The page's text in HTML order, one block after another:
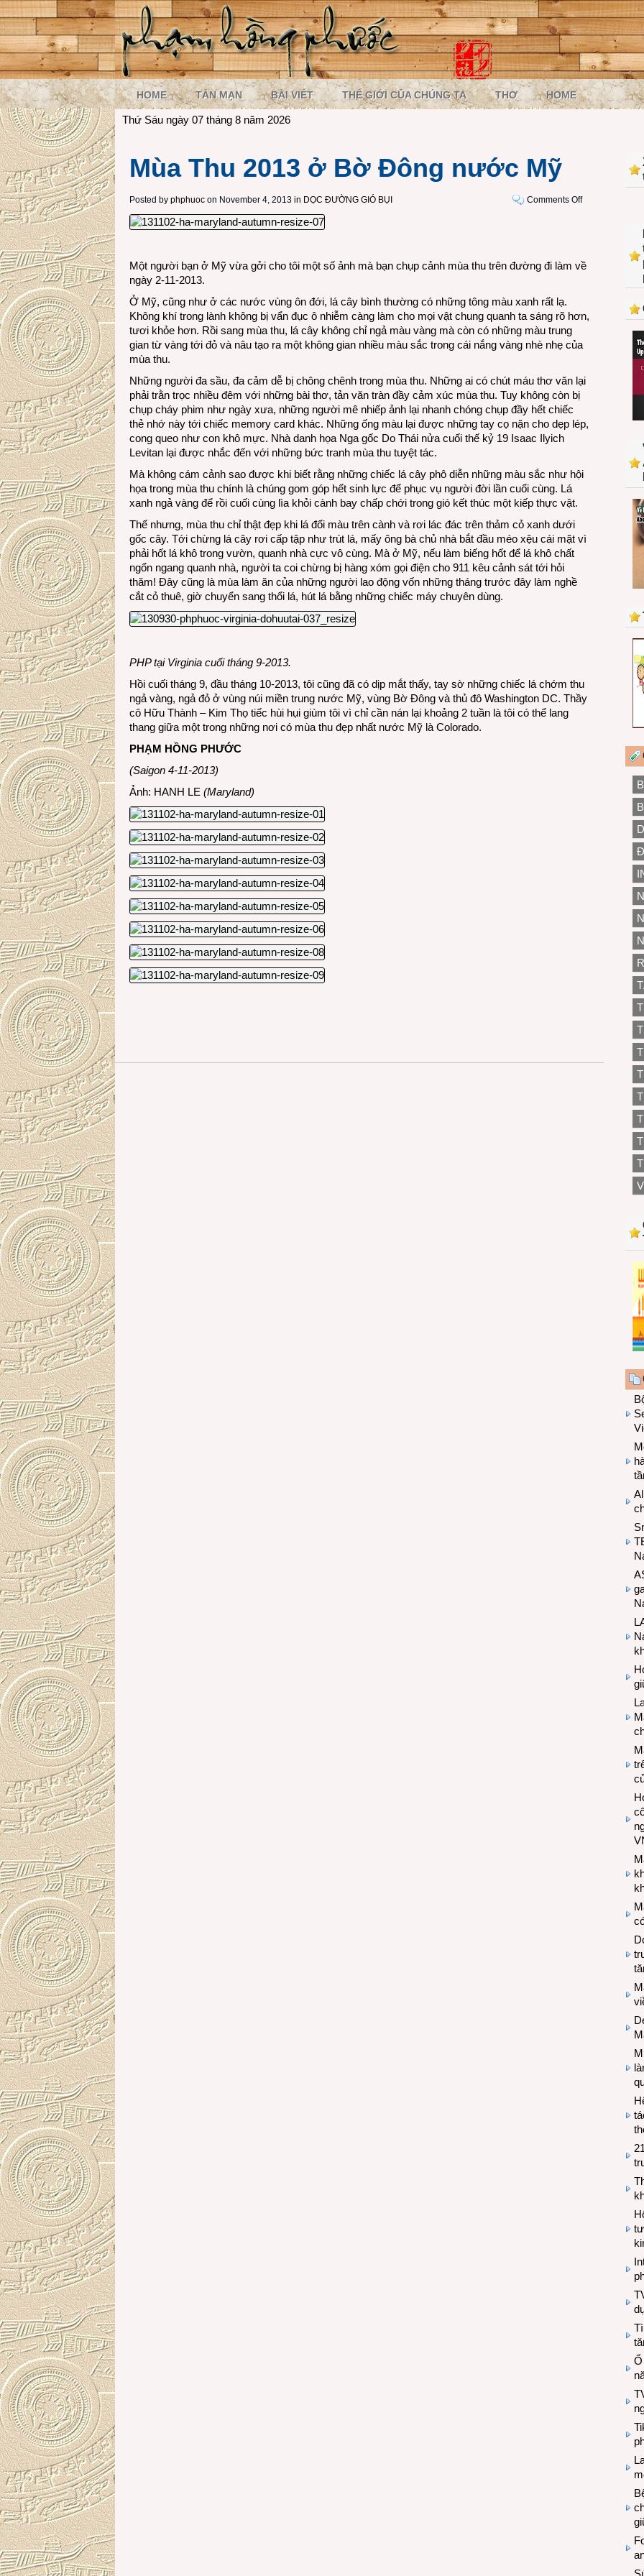
HOME TẢN MẠN BÀI VIẾT THẾ GIỚI CỦA CHÚNG TA THƠ HOME
Thứ Sáu ngày 07 tháng 8 năm 2026
Mùa Thu 2013 ở Bờ Đông nước Mỹ
Posted by phphuoc on November 4, 2013 in DỌC ĐƯỜNG GIÓ BỤI Comments Offon
Bờ
Mỹ
Một người bạn ở Mỹ vừa gởi cho tôi một số ảnh mà bạn chụp cảnh mùa thu trên đường đi làm về
ngày 2-11-2013.
Ở Mỹ, cũng như ở các nước vùng ôn đới, lá cây bình thường có những tông màu xanh rất lạ.
Không khí trong lành không bị vẩn đục ô nhiễm càng làm cho mọi vật chung quanh ta sáng rõ hơn,
tươi khỏe hơn. Rồi sang mùa thu, lá cây không chỉ ngả màu vàng mà còn có những màu trung
gian từ vàng tới đỏ và nâu tạo ra một không gian nhiều màu sắc trong cái nắng vàng nhè nhẹ của
mùa thu.
Những người đa sầu, đa cảm dễ bị chông chênh trong mùa thu. Những ai có chút máu thơ văn lại
phải trằn trọc nhiều đêm với những bài thơ, tản văn tràn đầy cảm xúc mùa thu. Tuy không còn bị
chụp cháy phim như ngày xưa, những người mê nhiếp ảnh lại nhanh chóng chụp đầy hết chiếc
thẻ nhớ này tới chiếc memory card khác. Những ống màu lại được những tay cọ nặn cho dẹp lép,
cong queo như con khô mực. Nhà danh họa Nga gốc Do Thái nửa cuối thế kỷ 19 Isaac Ilyich
Levitan lại được nhắc đến với những bức tranh mùa thu tuyệt tác.
Mà không cám cảnh sao được khi biết rằng những chiếc lá cây phô diễn những màu sắc như hội
họa trong mùa thu chính là chúng gom góp hết sinh lực để phục vụ người đời lần cuối cùng. Lá
xanh ngả vàng để rồi cuối cùng lìa khỏi cành bay chấp chới trong gió kết thúc một kiếp thực vật.
Thế nhưng, mùa thu chỉ thật đẹp khi lá đổi màu trên cành và rơi lác đác trên thảm cỏ xanh dưới
gốc cây. Tới chừng lá cây rơi cấp tập như trút lá, mấy ông bà chủ nhà bắt đầu méo xệu cái mặt vì
phải hốt lá khô trong vườn, quanh nhà cực vô cùng. Mà ở Mỹ, nếu làm biếng hốt để lá khô chất
ngổn ngang quanh nhà, người ta coi chừng bị hàng xóm gọi điện cho 911 kêu cảnh sát tới hỏi
thăm! Đây cũng là mùa làm ăn của những người lao động vốn những tháng trước đây làm nghề
cắt cỏ thuê, giờ chuyển sang thổi lá, hút lá bằng những chiếc máy chuyên dùng.
PHP tại Virginia cuối tháng 9-2013.
Hồi cuối tháng 9, đầu tháng 10-2013, tôi cũng đã có dịp mắt thấy, tay sờ những chiếc lá chớm thu
ngả vàng, ngả đỏ ở vùng núi miền trung nước Mỹ, vùng Bờ Đông và thủ đô Washington DC. Thầy
cô Hữu Thành – Kim Thọ tiếc hùi hụi giùm tôi vì chỉ cần nán lại khoảng 2 tuần là tôi có thể lang
thang giữa một trong những nơi có mùa thu đẹp nhất nước Mỹ là Colorado.
PHẠM HỒNG PHƯỚC
(Saigon 4-11-2013)
Ảnh: HANH LE (Maryland)